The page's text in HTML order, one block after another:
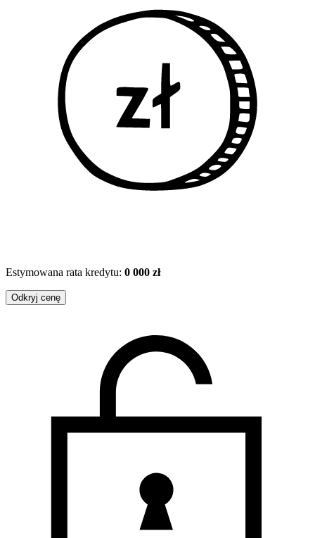
Estymowana rata kredytu: 0 000 zł
Odkryj cenę